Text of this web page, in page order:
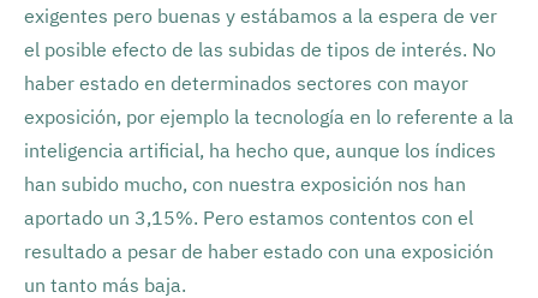
exigentes pero buenas y estábamos a la espera de ver
el posible efecto de las subidas de tipos de interés. No
haber estado en determinados sectores con mayor
exposición, por ejemplo la tecnología en lo referente a la
inteligencia artificial, ha hecho que, aunque los índices
han subido mucho, con nuestra exposición nos han
aportado un 3,15%. Pero estamos contentos con el
resultado a pesar de haber estado con una exposición
un tanto más baja.